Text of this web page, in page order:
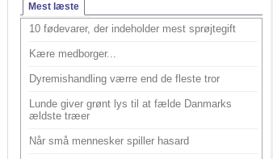
Mest læste
10 fødevarer, der indeholder mest sprøjtegift
Kære medborger...
Dyremishandling værre end de fleste tror
Lunde giver grønt lys til at fælde Danmarks
ældste træer
Når små mennesker spiller hasard